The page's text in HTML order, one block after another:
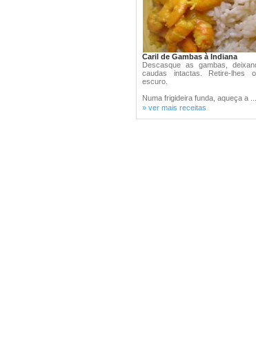
Caril de Gambas à Indiana
Descasque as gambas,
caudas intactas. Retire-lhes
escuro.
Numa frigideira funda, aqueça a ...
» ver mais receitas